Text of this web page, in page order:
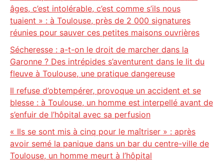
âges, c’est intolérable, c’est comme s’ils nous
tuaient » : à Toulouse, près de 2 000 signatures
réunies pour sauver ces petites maisons ouvrières
Sécheresse : a-t-on le droit de marcher dans la
Garonne ? Des intrépides s’aventurent dans le lit du
fleuve à Toulouse, une pratique dangereuse
Il refuse d’obtempérer, provoque un accident et se
blesse : à Toulouse, un homme est interpellé avant de
s’enfuir de l’hôpital avec sa perfusion
« Ils se sont mis à cinq pour le maîtriser » : après
avoir semé la panique dans un bar du centre-ville de
Toulouse, un homme meurt à l’hôpital